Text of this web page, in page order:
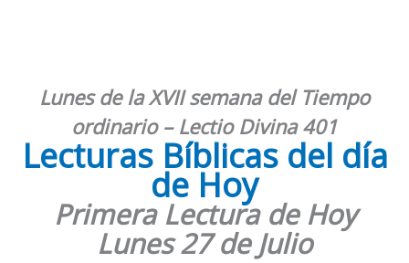
Lunes de la XVII semana del Tiempo
ordinario – Lectio Divina 401
Lecturas Bíblicas del día
de Hoy
Primera Lectura de Hoy
Lunes 27 de Julio